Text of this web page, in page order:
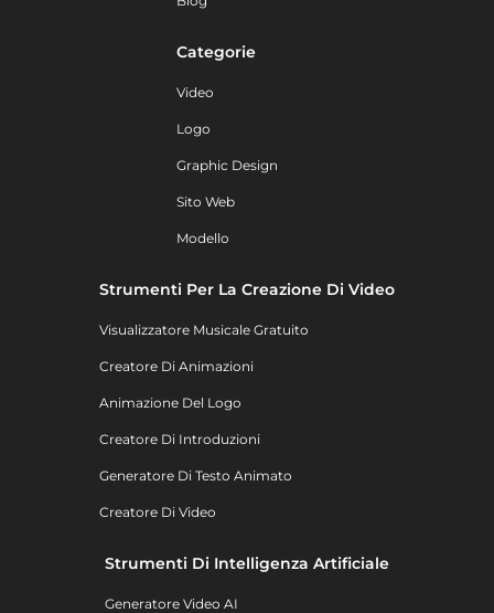
Categorie
Video
Logo
Graphic Design
Sito Web
Modello
Strumenti Per La Creazione Di Video
Visualizzatore Musicale Gratuito
Creatore Di Animazioni
Animazione Del Logo
Creatore Di Introduzioni
Generatore Di Testo Animato
Creatore Di Video
Strumenti Di Intelligenza Artificiale
Generatore Video AI